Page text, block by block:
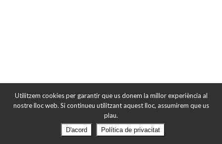
Utilitzem cookies per garantir que us donem la millor experiència al
nostre lloc web. Si continueu utilitzant aquest lloc, assumirem que us
plau.
D'acord Política de privacitat